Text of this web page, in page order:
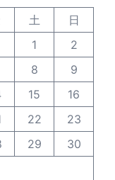
土
日
1
2
8
9
15
16
22
23
29
30